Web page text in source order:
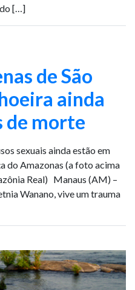
[…]
de São
ainda
de morte
sexuais ainda estão em
do Amazonas (a foto acima
Real) Manaus (AM) –
Wanano, vive um trauma